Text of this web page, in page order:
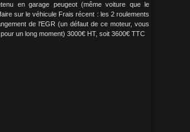
en garage peugeot (même voiture que le
sur le véhicule Frais récent : les 2 roulements
de l'EGR (un défaut de ce moteur, vous
un long moment) 3000€ HT, soit 3600€ TTC